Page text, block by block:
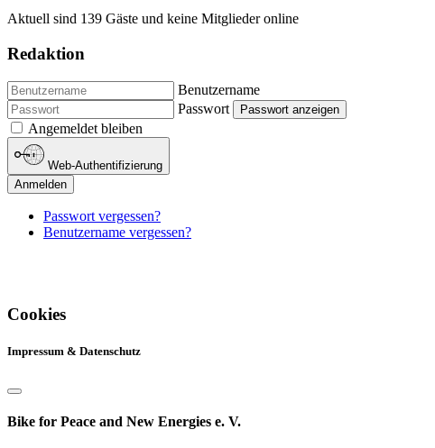
Aktuell sind 139 Gäste und keine Mitglieder online
Redaktion
Benutzername
Passwort
Passwort anzeigen
Angemeldet bleiben
Web-Authentifizierung
Anmelden
Passwort vergessen?
Benutzername vergessen?
Cookies
Impressum & Datenschutz
Bike for Peace and New Energies e. V.